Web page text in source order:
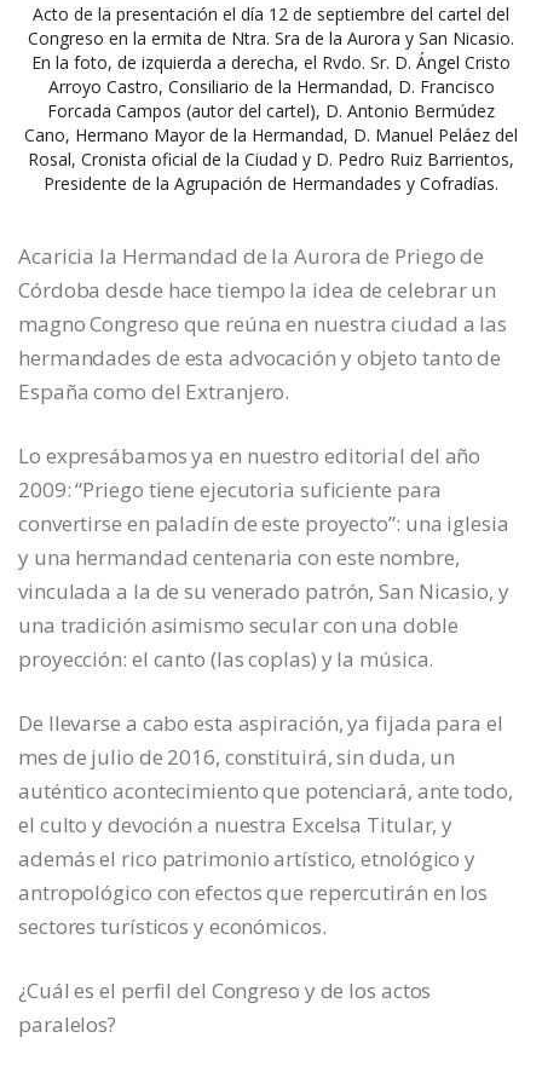
Acto de la presentación el día 12 de septiembre del cartel del
Congreso en la ermita de Ntra. Sra de la Aurora y San Nicasio.
En la foto, de izquierda a derecha, el Rvdo. Sr. D. Ángel Cristo
Arroyo Castro, Consiliario de la Hermandad, D. Francisco
Forcada Campos (autor del cartel), D. Antonio Bermúdez
Cano, Hermano Mayor de la Hermandad, D. Manuel Peláez del
Rosal, Cronista oficial de la Ciudad y D. Pedro Ruiz Barrientos,
Presidente de la Agrupación de Hermandades y Cofradías.
Acaricia la Hermandad de la Aurora de Priego de
Córdoba desde hace tiempo la idea de celebrar un
magno Congreso que reúna en nuestra ciudad a las
hermandades de esta advocación y objeto tanto de
España como del Extranjero.
Lo expresábamos ya en nuestro editorial del año
2009: “Priego tiene ejecutoria suficiente para
convertirse en paladín de este proyecto”: una iglesia
y una hermandad centenaria con este nombre,
vinculada a la de su venerado patrón, San Nicasio, y
una tradición asimismo secular con una doble
proyección: el canto (las coplas) y la música.
De llevarse a cabo esta aspiración, ya fijada para el
mes de julio de 2016, constituirá, sin duda, un
auténtico acontecimiento que potenciará, ante todo,
el culto y devoción a nuestra Excelsa Titular, y
además el rico patrimonio artístico, etnológico y
antropológico con efectos que repercutirán en los
sectores turísticos y económicos.
¿Cuál es el perfil del Congreso y de los actos
paralelos?